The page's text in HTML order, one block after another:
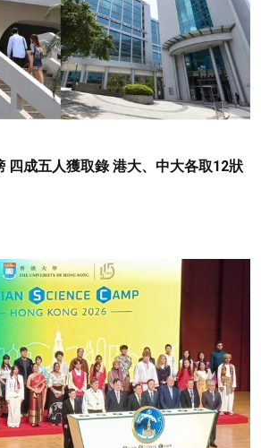
四成五人獲取錄 港大、中大各取12狀